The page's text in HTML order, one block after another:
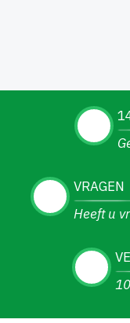
VRAGEN
Heeft u